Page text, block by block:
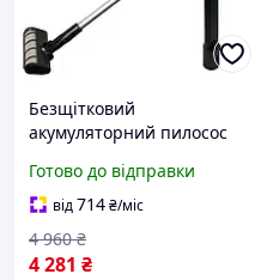
Безщітковий
акумуляторний пилосос
POWERLine (без АКБ і ЗП,
2 режими, 1 л)
Готово до відправки
від714₴/міс
4 281 ₴
4 960 ₴